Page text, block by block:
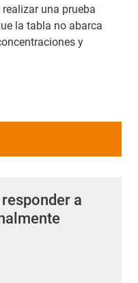
una prueba
la tabla no abarca
y
a